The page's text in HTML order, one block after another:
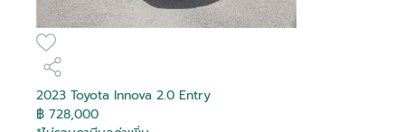
2023 Toyota Innova 2.0 Entry
฿ 728,000